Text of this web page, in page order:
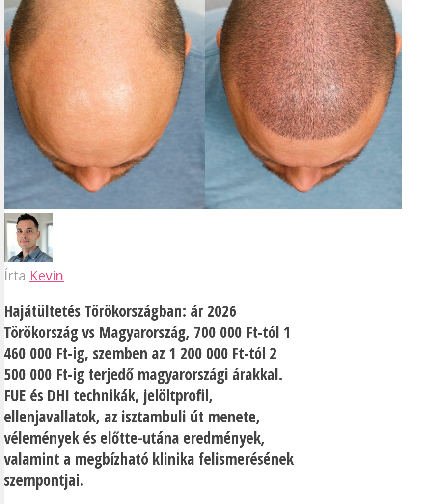
Írta Kevin
Hajátültetés Törökországban: ár 2026
Törökország vs Magyarország, 700 000 Ft-tól 1
460 000 Ft-ig, szemben az 1 200 000 Ft-tól 2
500 000 Ft-ig terjedő magyarországi árakkal.
FUE és DHI technikák, jelöltprofil,
ellenjavallatok, az isztambuli út menete,
vélemények és előtte-utána eredmények,
valamint a megbízható klinika felismerésének
szempontjai.